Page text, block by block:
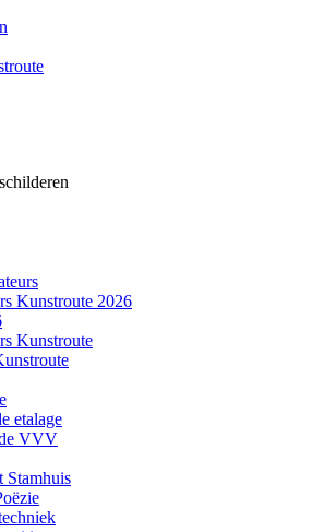
Kunstroute 2026
Kunstroute
etalage
VVV
Stamhuis